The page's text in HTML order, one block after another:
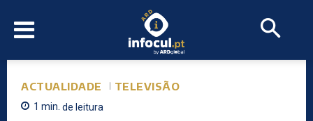
ACTUALIDADE TELEVISÃO
1 min. de leitura